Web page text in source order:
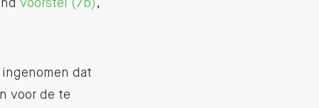
voorstel (7b) ,
dat
voor de te